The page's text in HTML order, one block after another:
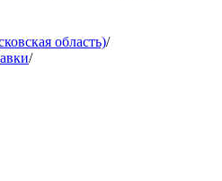
область)/
/